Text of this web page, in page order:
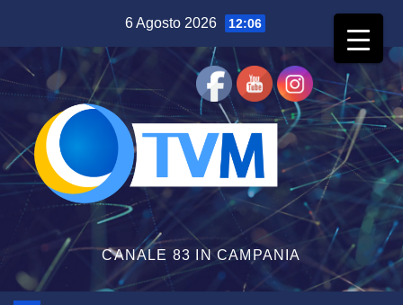
contenuto
6 Agosto 2026 12:06
CANALE 83 IN CAMPANIA